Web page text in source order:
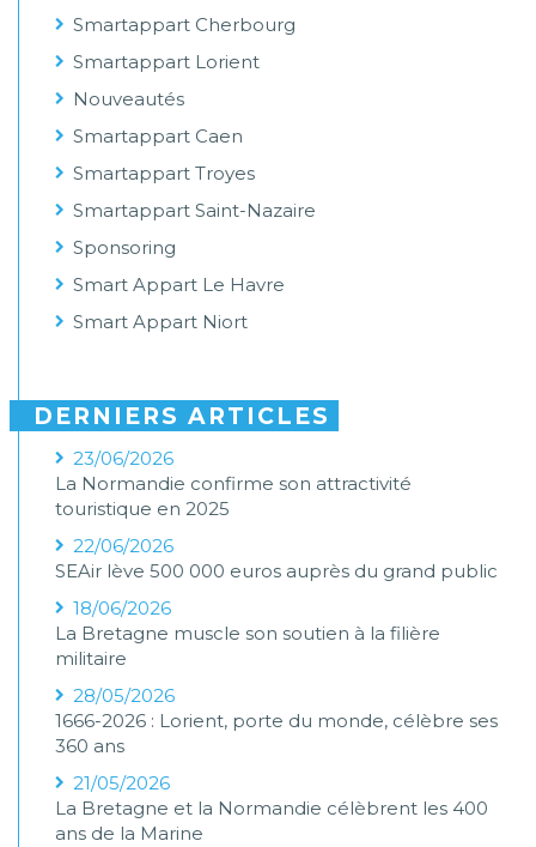
Smartappart Cherbourg
Smartappart Lorient
Nouveautés
Smartappart Caen
Smartappart Troyes
Smartappart Saint-Nazaire
Sponsoring
Smart Appart Le Havre
Smart Appart Niort
DERNIERS ARTICLES
23/06/2026
La Normandie confirme son attractivité
touristique en 2025
22/06/2026
SEAir lève 500 000 euros auprès du grand public
18/06/2026
La Bretagne muscle son soutien à la filière
militaire
28/05/2026
1666-2026 : Lorient, porte du monde, célèbre ses
360 ans
21/05/2026
La Bretagne et la Normandie célèbrent les 400
ans de la Marine